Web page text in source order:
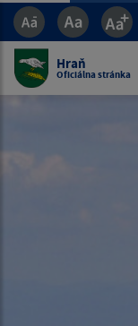
Hraň
Oficiálna stránka